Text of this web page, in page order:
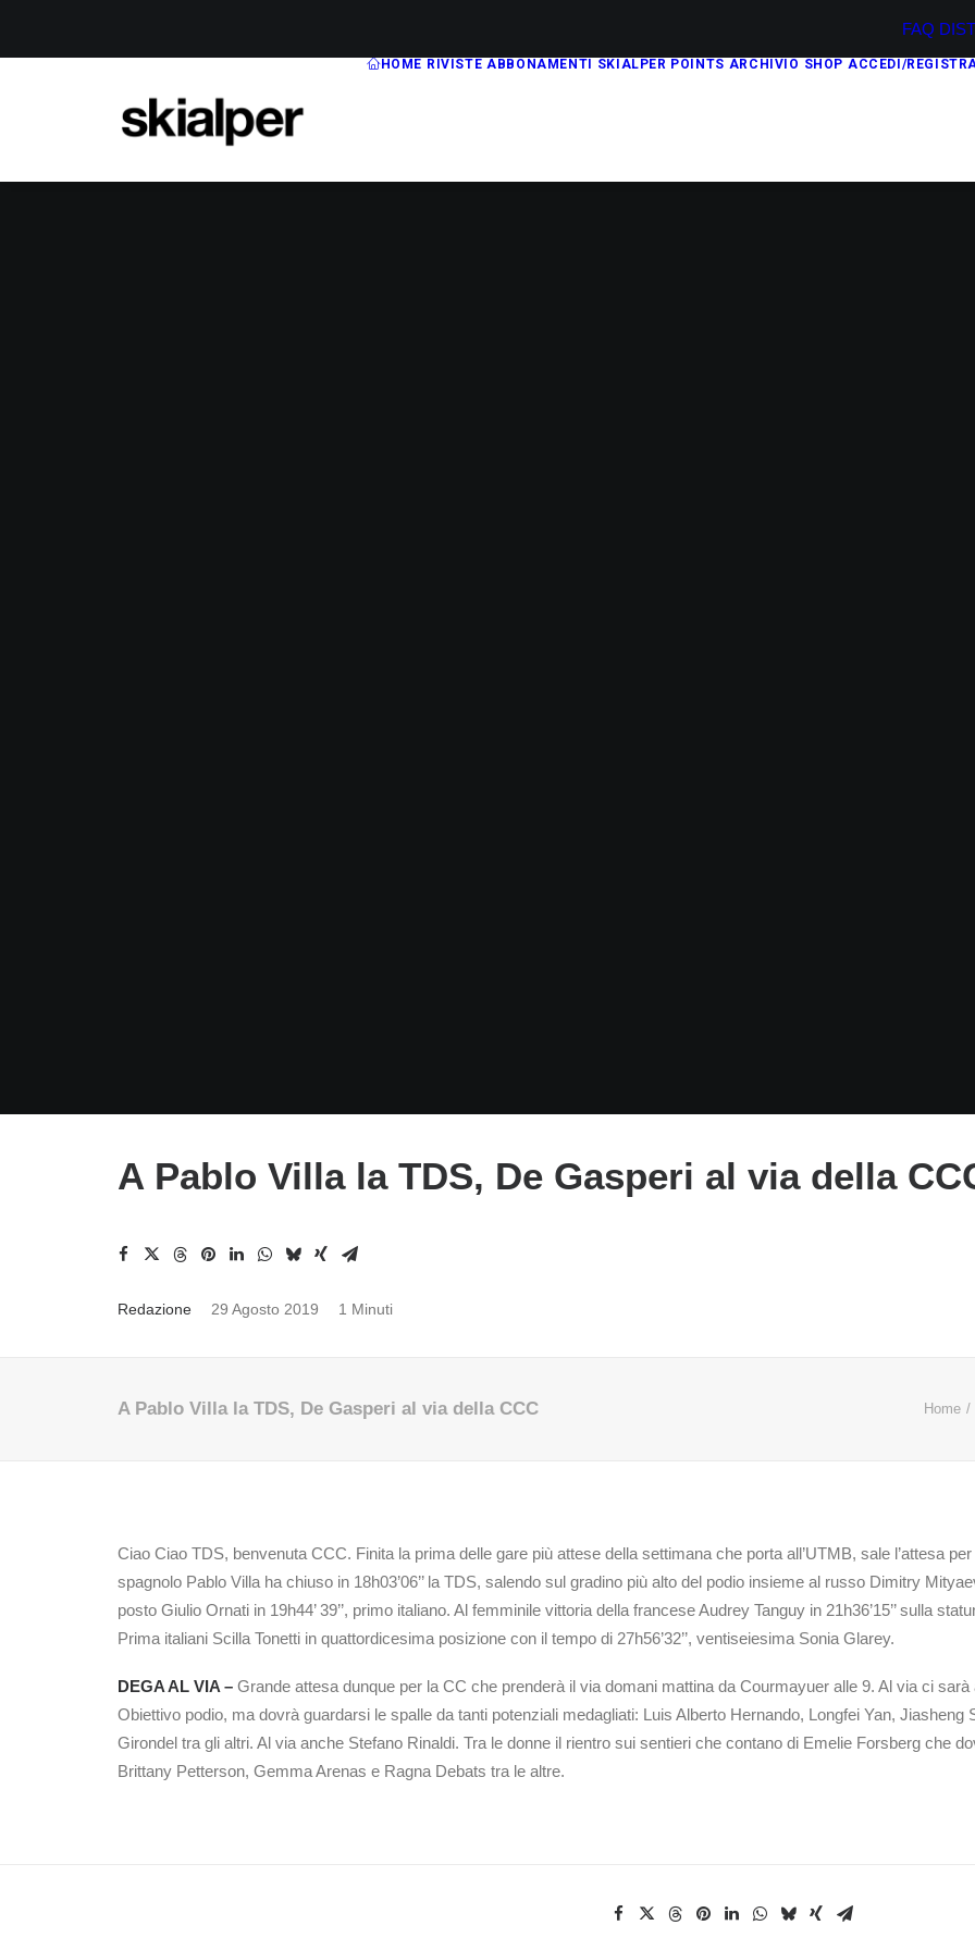
FAQ
HOME RIVISTE ABBONAMENTI SKIALPER POINTS ARCHIVIO SHOP ACCEDI/
A Pablo Villa la TDS, De Gasperi al via della
Redazione 29 Agosto 2019 1 Minuti
A Pablo Villa la TDS, De Gasperi al via della CCC Home
Ciao Ciao TDS, benvenuta CCC. Finita la prima delle gare più attese della settimana che porta all’UTMB, sale l’attesa
spagnolo Pablo Villa ha chiuso in 18h03’06’’ la TDS, salendo sul gradino più alto del podio insieme al russo Dimitry
posto Giulio Ornati in 19h44’ 39’’, primo italiano. Al femminile vittoria della francese Audrey Tanguy in 21h36’15’’ sulla
Prima italiani Scilla Tonetti in quattordicesima posizione con il tempo di 27h56’32’’, ventiseiesima Sonia Glarey.
DEGA AL VIA – Grande attesa dunque per la CC che prenderà il via domani mattina da Courmayuer alle 9. Al via ci
Obiettivo podio, ma dovrà guardarsi le spalle da tanti potenziali medagliati: Luis Alberto Hernando, Longfei Yan,
Girondel tra gli altri. Al via anche Stefano Rinaldi. Tra le donne il rientro sui sentieri che contano di Emelie Forsberg che
Brittany Petterson, Gemma Arenas e Ragna Debats tra le altre.